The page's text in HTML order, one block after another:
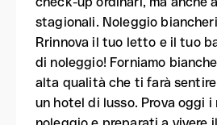
stagionali. Noleggio
Rrinnova il tuo letto e il tuo
di noleggio! Forniamo
alta qualità che ti farà
un hotel di lusso. Prova oggi